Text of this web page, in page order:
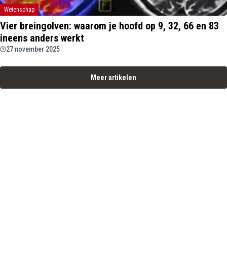
Wetenschap
Vier breingolven: waarom je hoofd op 9, 32, 66 en 83
ineens anders werkt
27 november 2025
Meer artikelen